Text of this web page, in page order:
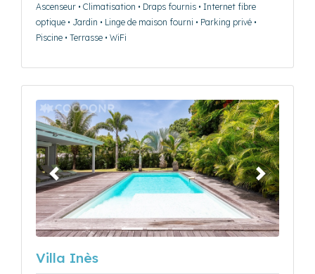
Ascenseur • Climatisation • Draps fournis • Internet fibre
optique • Jardin • Linge de maison fourni • Parking privé •
Piscine • Terrasse • WiFi
Précédent Suivant
Villa Inès